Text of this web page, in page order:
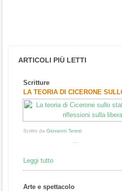
ARTICOLI PIÙ LETTI
Scritture
LA TEORIA DI CICERONE
Scritto da Giovanni Teresi
...
Leggi tutto
Arte e spettacolo